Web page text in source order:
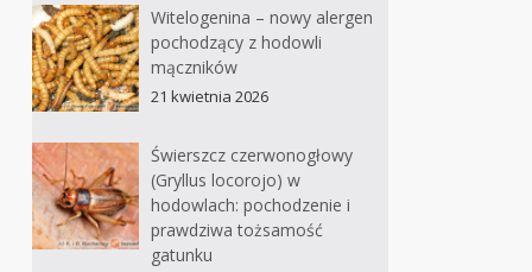
Witelogenina – nowy alergen
pochodzący z hodowli
mączników
21 kwietnia 2026
Świerszcz czerwonogłowy
(Gryllus locorojo) w
hodowlach: pochodzenie i
prawdziwa tożsamość
gatunku